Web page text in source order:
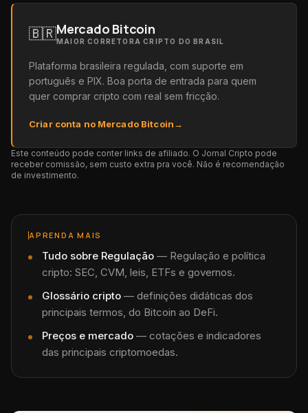
🇧🇷Mercado Bitcoin
MAIOR CORRETORA CRIPTO DO BRASIL
Plataforma brasileira regulada, com suporte em
português e PIX. Boa porta de entrada para quem
quer comprar cripto com real sem fricção.
Criar conta no Mercado Bitcoin→
Este conteúdo pode conter links de afiliado. O Jornal Cripto pode
receber comissão, sem custo extra pra você. Não é recomendação
de investimento.
APRENDA MAIS
Tudo sobre Regulação — Regulação e política
cripto: SEC, CVM, leis, ETFs e governos.
Glossário cripto — definições didáticas dos
principais termos, do Bitcoin ao DeFi.
Preços e mercado — cotações e indicadores
das principais criptomoedas.